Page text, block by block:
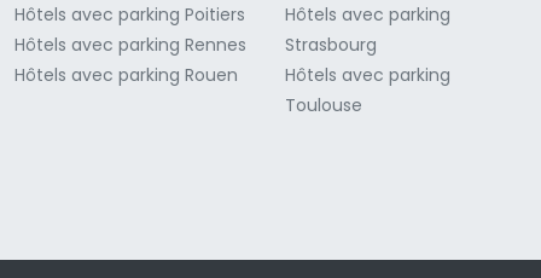
Hôtels avec parking Poitiers
Hôtels avec parking Rennes
Hôtels avec parking Rouen
Hôtels avec parking
Strasbourg
Hôtels avec parking
Toulouse